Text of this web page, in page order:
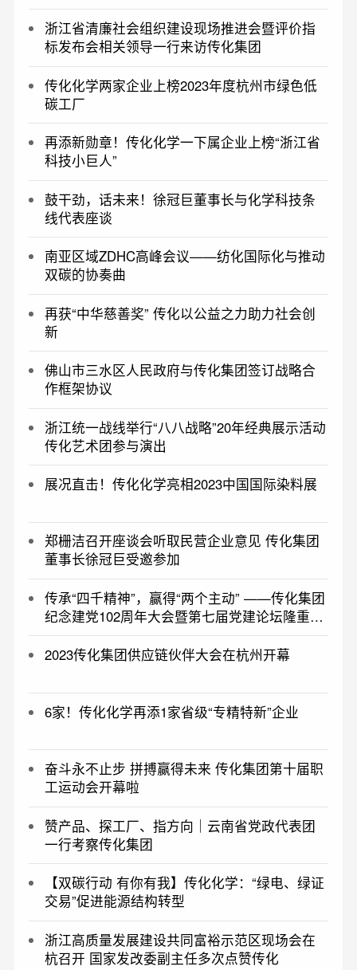
浙江省清廉社会组织建设现场推进会暨评价指
标发布会相关领导一行来访传化集团
传化化学两家企业上榜2023年度杭州市绿色低
碳工厂
再添新勋章！传化化学一下属企业上榜“浙江省
科技小巨人”
鼓干劲，话未来！徐冠巨董事长与化学科技条
线代表座谈
南亚区域ZDHC高峰会议——纺化国际化与推动
双碳的协奏曲
再获“中华慈善奖” 传化以公益之力助力社会创
新
佛山市三水区人民政府与传化集团签订战略合
作框架协议
浙江统一战线举行“八八战略”20年经典展示活动
传化艺术团参与演出
展况直击！传化化学亮相2023中国国际染料展
郑栅洁召开座谈会听取民营企业意见 传化集团
董事长徐冠巨受邀参加
传承“四千精神”，赢得“两个主动” ——传化集团
纪念建党102周年大会暨第七届党建论坛隆重举
行
2023传化集团供应链伙伴大会在杭州开幕
6家！传化化学再添1家省级“专精特新”企业
奋斗永不止步 拼搏赢得未来 传化集团第十届职
工运动会开幕啦
​赞产品、探工厂、指方向｜云南省党政代表团
一行考察传化集团
【双碳行动 有你有我】传化化学：“绿电、绿证
交易”促进能源结构转型
浙江高质量发展建设共同富裕示范区现场会在
杭召开 国家发改委副主任多次点赞传化